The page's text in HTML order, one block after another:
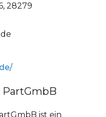
28279
PartGmbB
ist ein